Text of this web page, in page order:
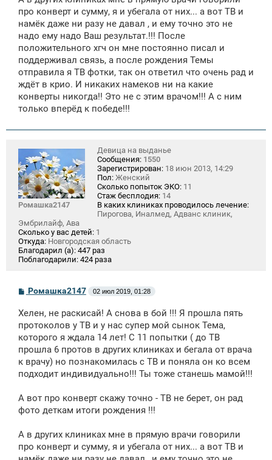
про конверт и сумму, я и убегала от них... а вот ТВ и
намёк даже ни разу не давал , и ему точно это не
надо ему надо Ваш результат.!!! После
положительного хгч он мне постоянно писал и
поддерживал связь, а после рождения Темы
отправила я ТВ фотки, так он ответил что очень рад и
ждёт в крио. И никаких намеков ни на какие
конверты никогда!! Это не с этим врачом!!! А с ним
только вперёд к победе!!!
Ромашка2147
Девица на выданье
Сообщения: 1550
Зарегистрирован: 18 июн 2013, 14:29
Пол: Женский
Сколько попыток ЭКО: 11
Стаж бесплодия: 14
В каких клиниках проводилось лечение:
Пирогова, Иналмед, Адванс клиник,
Эмбрилайф, Ава
Сколько у вас детей: 1
Откуда: Новгородская область
Благодарил (а): 447 раз
Поблагодарили: 424 раза
С
о
б
щ
е
н
и
е
Ромашка2147 02 июл 2019, 01:28
Хелен, не раскисай! А снова в бой !!! Я прошла пять
протоколов у ТВ и у нас супер мой сынок Тема,
которого я ждала 14 лет! С 11 попытки ( до ТВ
прошла 6 протов в других клиниках и бегала от врача
к врачу) но познакомилась с ТВ и поняла он ко всем
подходит индивидуально!!! Ты тоже станешь мамой!!!
А вот про конверт скажу точно - ТВ не берет, он рад
фото деткам итоги рождения !!!
А в других клиниках мне в прямую врачи говорили
про конверт и сумму, я и убегала от них... а вот ТВ и